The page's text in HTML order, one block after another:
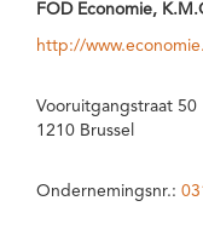
FOD Economie,
http://
Vooruitgangstraat 50
1210 Brussel
Ondernemingsnr.: